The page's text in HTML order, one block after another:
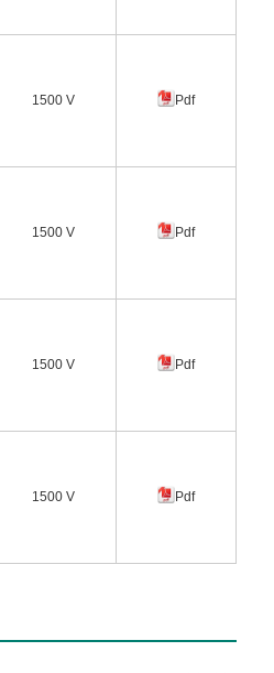
1500 V Pdf
1500 V Pdf
1500 V Pdf
1500 V Pdf